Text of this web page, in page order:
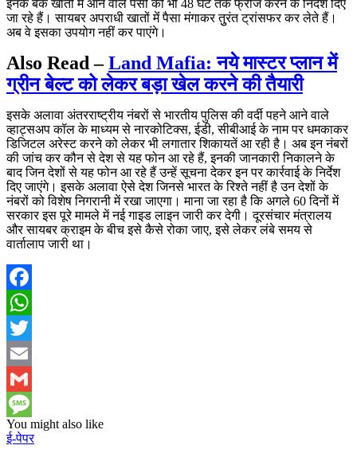
इनके बैंक खातों में आने वाले पैसों को भी 48 घंटे तक फ्रीज करने के निर्देश दिए
जा रहे हैं। सायबर अपराधी खातों मेंं पैसा मंगाकर तुुरंत ट्रांसफर कर लेते हैं।
अब वे इसका उपयोग नहीं कर पाएंगे।
Also Read –Land Mafia: नये मास्टर प्लान में
ग्रीन बेल्ट को लेकर बड़ा खेल करने की तैयारी
इसके अलावा अंतरराष्ट्रीय नंबरों से भारतीय पुलिस की वर्दी पहने आने वाले
व्हाट्सअप कॉल के माध्यम से नारकोटिक्स, ईडी, सीबीआई के नाम पर धमकाकर
डिजिटल अरेस्ट करने को लेकर भी लगातार शिकायतें आ रही है। अब इन नंबरों
की जांच कर कौन से देश से यह फोन आ रहे हैं, इनकी जानकारी निकालने के
बाद जिन देशों से यह फोन आ रहे हैं उन्हें सूचना देकर इन पर कार्रवाई के निर्देश
दिए जाएंगे। इसके अलावा ऐसे देश जिनसे भारत के रिश्ते नहीं है उन देशों के
नंबरों को विशेष निगरानी में रखा जाएगा। माना जा रहा है कि अगले 60 दिनों में
सरकार इस पूरे मामले में नई गाइड लाइन जारी कर देगी। दूरसंचार मंत्रालय
और सायबर क्राइम के बीच इसे कैसे रोका जाए, इसे लेकर लंबे समय से
वार्तालाप जारी था।
Facebook
WhatsApp
Twitter
Email
Gmail
Message
You might also like
ई-पेपर